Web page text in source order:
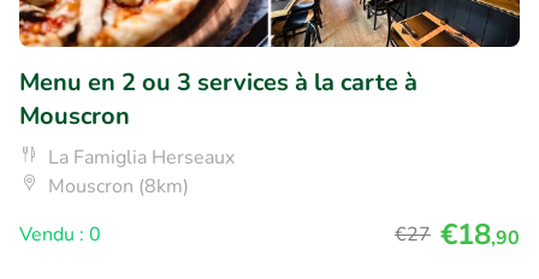
Menu en 2 ou 3 services à la carte à
Mouscron
La Famiglia Herseaux
Mouscron (8km)
Vendu : 0
€27 €18,90